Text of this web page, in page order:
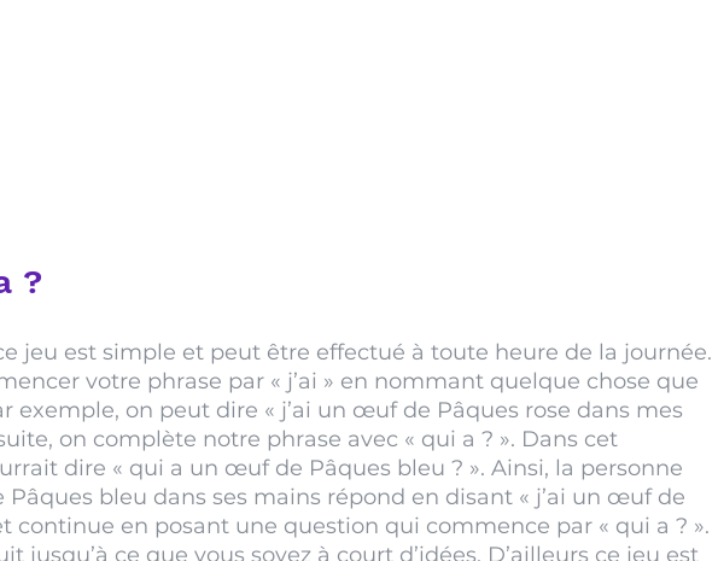
?
jeu est simple et peut être effectué à toute heure de la journée.
votre phrase par « j’ai » en nommant quelque chose que
exemple, on peut dire « j’ai un œuf de Pâques rose dans mes
on complète notre phrase avec « qui a ? ». Dans cet
dire « qui a un œuf de Pâques bleu ? ». Ainsi, la personne
bleu dans ses mains répond en disant « j’ai un œuf de
continue en posant une question qui commence par « qui a ? ».
jusqu’à ce que vous soyez à court d’idées. D’ailleurs ce jeu est